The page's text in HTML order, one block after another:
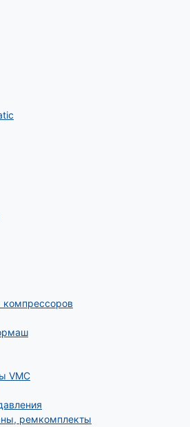
VMC
ремкомплекты